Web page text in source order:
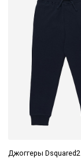
Джоггеры Dsquared2